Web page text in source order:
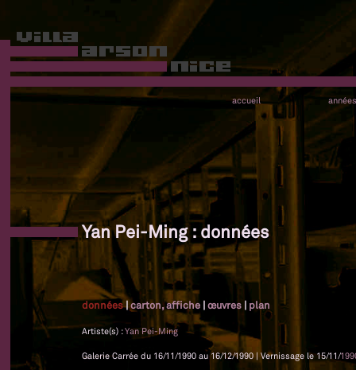
accueil années
Yan Pei-Ming : données
données|carton, affiche |œuvres | plan
Artiste(s) :Yan Pei-Ming
Galerie Carrée du 16/11/1990 au 16/12/1990 | Vernissage le 15/11/